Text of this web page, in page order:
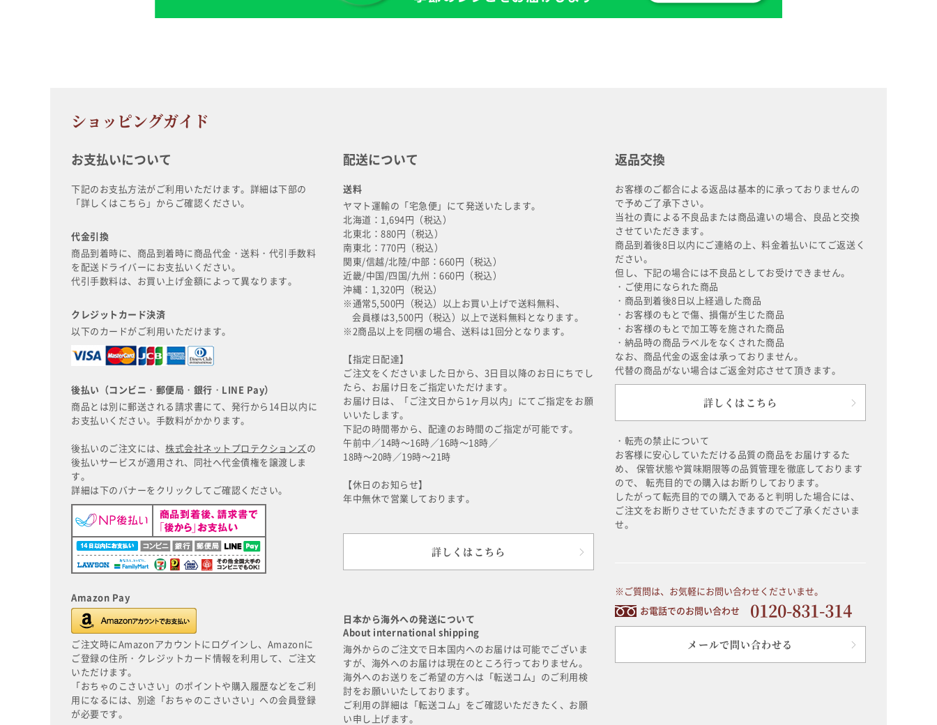
ショッピングガイド
お支払いについて
下記のお支払方法がご利用いただけます。詳細は下部の
「詳しくはこちら」からご確認ください。
代金引換
商品到着時に、商品到着時に商品代金・送料・代引手数料
を配送ドライバーにお支払いください。
代引手数料は、お買い上げ金額によって異なります。
クレジットカード決済
以下のカードがご利用いただけます。
後払い（コンビニ・郵便局・銀行・LINE Pay）
商品とは別に郵送される請求書にて、発行から14日以内に
お支払いください。手数料がかかります。
後払いのご注文には、株式会社ネットプロテクションズの
後払いサービスが適用され、同社へ代金債権を譲渡しま
す。
詳細は下のバナーをクリックしてご確認ください。
Amazon Pay
ご注文時にAmazonアカウントにログインし、Amazonに
ご登録の住所・クレジットカード情報を利用して、ご注文
いただけます。
「おちゃのこさいさい」のポイントや購入履歴などをご利
用になるには、別途「おちゃのこさいさい」への会員登録
が必要です。
配送について
送料
ヤマト運輸の「宅急便」にて発送いたします。
北海道：1,694円（税込）
北東北：880円（税込）
南東北：770円（税込）
関東/信越/北陸/中部：660円（税込）
近畿/中国/四国/九州：660円（税込）
沖縄：1,320円（税込）
※通常5,500円（税込）以上お買い上げで送料無料、
会員様は3,500円（税込）以上で送料無料となります。
※2商品以上を同梱の場合、送料は1回分となります。
【指定日配達】
ご注文をくださいました日から、3日目以降のお日にちでし
たら、お届け日をご指定いただけます。
お届け日は、「ご注文日から1ヶ月以内」にてご指定をお願
いいたします。
下記の時間帯から、配達のお時間のご指定が可能です。
午前中／14時～16時／16時～18時／
18時～20時／19時～21時
【休日のお知らせ】
年中無休で営業しております。
詳しくはこちら
日本から海外への発送について
About international shipping
海外からのご注文で日本国内へのお届けは可能でございま
すが、海外へのお届けは現在のところ行っておりません。
海外へのお送りをご希望の方へは「転送コム」のご利用検
討をお願いいたしております。
ご利用の詳細は「転送コム」をご確認いただきたく、お願
い申し上げます。
返品交換
お客様のご都合による返品は基本的に承っておりませんの
で予めご了承下さい。
当社の責による不良品または商品違いの場合、良品と交換
させていただきます。
商品到着後8日以内にご連絡の上、料金着払いにてご返送く
ださい。
但し、下記の場合には不良品としてお受けできません。
・ご使用になられた商品
・商品到着後8日以上経過した商品
・お客様のもとで傷、損傷が生じた商品
・お客様のもとで加工等を施された商品
・納品時の商品ラベルをなくされた商品
なお、商品代金の返金は承っておりません。
代替の商品がない場合はご返金対応させて頂きます。
詳しくはこちら
・転売の禁止について
お客様に安心していただける品質の商品をお届けするた
め、 保管状態や賞味期限等の品質管理を徹底しております
ので、 転売目的での購入はお断りしております。
したがって転売目的での購入であると判明した場合には、
ご注文をお断りさせていただきますのでご了承くださいま
せ。
※ご質問は、お気軽にお問い合わせくださいませ。
お電話でのお問い合わせ 0120-831-314
メールで問い合わせる